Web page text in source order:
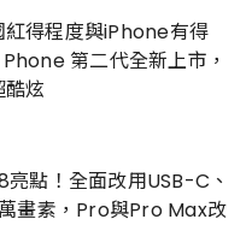
紅得程度與iPhone有得
第二代全新上市，
炫
點！全面改用USB-C、
畫素，Pro與Pro Max改